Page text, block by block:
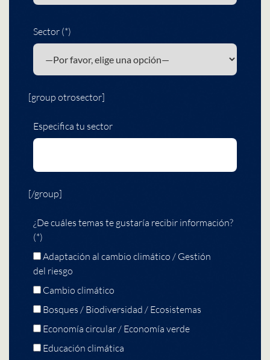
Sector (*)
[group otrosector]
Especifica tu sector
[/group]
¿De cuáles temas te gustaría recibir información?
(*)
Adaptación al cambio climático / Gestión
del riesgo
Cambio climático
Bosques / Biodiversidad / Ecosistemas
Economía circular / Economía verde
Educación climática